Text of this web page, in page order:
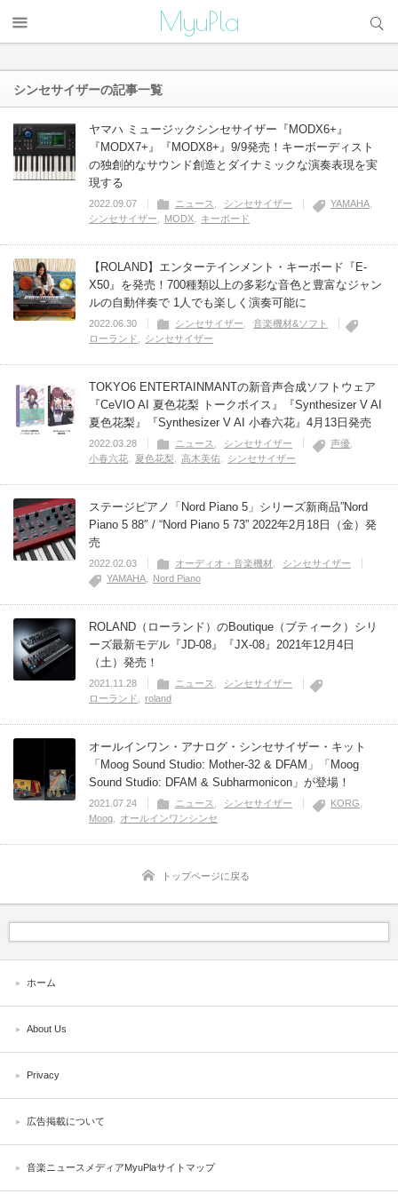
MyuPla
シンセサイザーの記事一覧
ヤマハ ミュージックシンセサイザー『MODX6+』
『MODX7+』『MODX8+』9/9発売！キーボーディスト
の独創的なサウンド創造とダイナミックな演奏表現を実
現する
2022.09.07 ニュース シンセサイザー
YAMAHA
シンセサイザー
MODX キーボード
【ROLAND】エンターテインメント・キーボード『E-
X50』を発売！700種類以上の多彩な音色と豊富なジャン
ルの自動伴奏で 1人でも楽しく演奏可能に
2022.06.30 シンセサイザー
音楽機材&ソフト
ローランド
シンセサイザー
TOKYO6 ENTERTAINMANTの新音声合成ソフトウェア
『CeVIO AI 夏色花梨 トークボイス』『Synthesizer V AI
夏色花梨』『Synthesizer V AI 小春六花』4月13日発売
2022.03.28 ニュース シンセサイザー
声優
小春六花
夏色花梨 高木美佑 シンセサイザー
ステージピアノ「Nord Piano 5」シリーズ新商品”Nord
Piano 5 88″ / “Nord Piano 5 73” 2022年2月18日（金）発
売
2022.02.03 オーディオ・音楽機材
シンセサイザー
YAMAHA
Nord Piano
ROLAND（ローランド）のBoutique（ブティーク）シリ
ーズ最新モデル『JD-08』『JX-08』2021年12月4日
（土）発売！
2021.11.28 ニュース
シンセサイザー
ローランド
roland
オールインワン・アナログ・シンセサイザー・キット
「Moog Sound Studio: Mother-32 & DFAM」「Moog
Sound Studio: DFAM & Subharmonicon」が登場！
2021.07.24 ニュース シンセサイザー
KORG
Moog
オールインワンシンセ
トップページに戻る
ホーム
About Us
Privacy
広告掲載について
音楽ニュースメディアMyuPlaサイトマップ